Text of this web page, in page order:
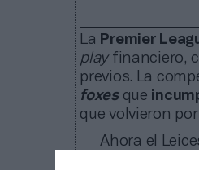
La Premier
playfinanciero,
previos. La
foxesque
que volvieron
Ahora el